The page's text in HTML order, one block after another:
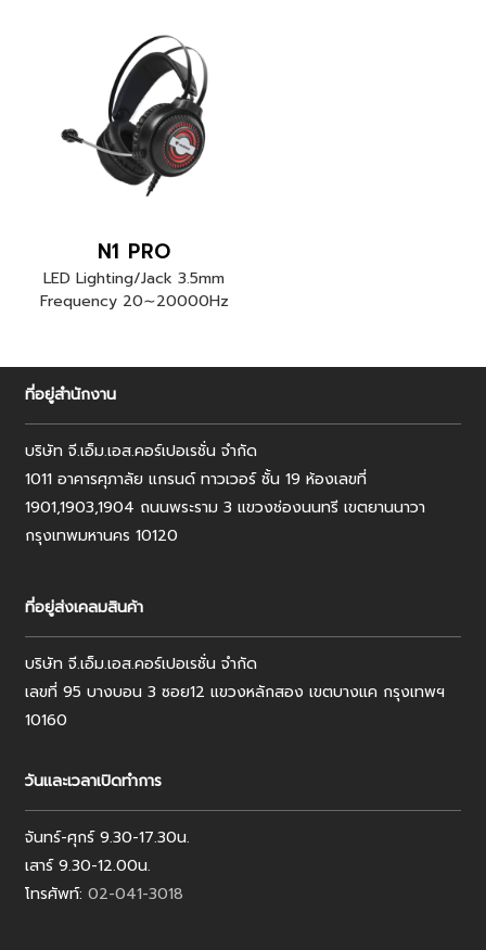
cat-
N1 PRO
LED Lighting/Jack 3.5mm
Frequency 20∼20000Hz
ที่อยู่สำนักงาน
บริษัท จี.เอ็ม.เอส.คอร์เปอเรชั่น จำกัด
1011 อาคารศุภาลัย แกรนด์ ทาวเวอร์ ชั้น 19 ห้องเลขที่
1901,1903,1904 ถนนพระราม 3 แขวงช่องนนทรี เขตยานนาวา
กรุงเทพมหานคร 10120
ที่อยู่ส่งเคลมสินค้า
บริษัท จี.เอ็ม.เอส.คอร์เปอเรชั่น จำกัด
เลขที่ 95 บางบอน 3 ซอย12 แขวงหลักสอง เขตบางแค กรุงเทพฯ
10160
วันและเวลาเปิดทำการ
จันทร์-ศุกร์ 9.30-17.30น.
เสาร์ 9.30-12.00น.
โทรศัพท์: 02-041-3018